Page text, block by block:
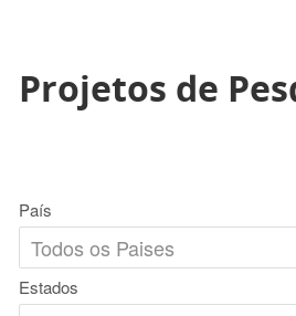
Projetos de
País
Estados